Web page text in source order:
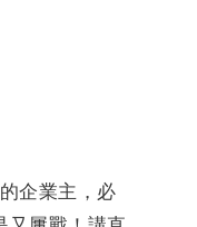
企業主，必